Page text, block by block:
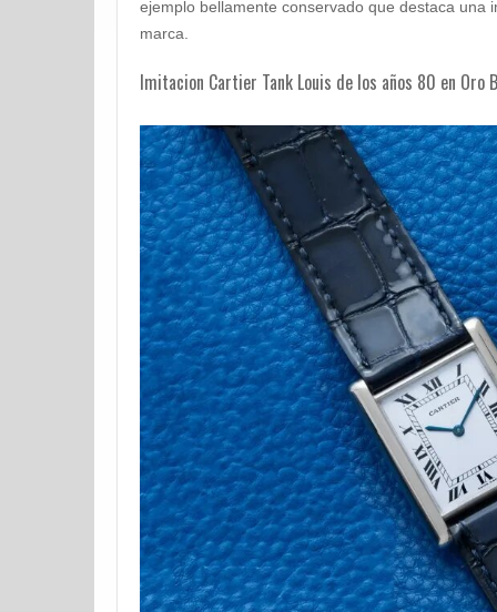
ejemplo bellamente conservado que destaca una
marca.
Imitacion Cartier Tank Louis de los años 80 en Oro